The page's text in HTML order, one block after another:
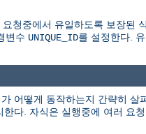
청중에서 유일하도록 보장된
변수 UNIQUE_ID를 설정한다.
어떻게 동작하는지 간략히
다. 자식은 실행중에 여러 요